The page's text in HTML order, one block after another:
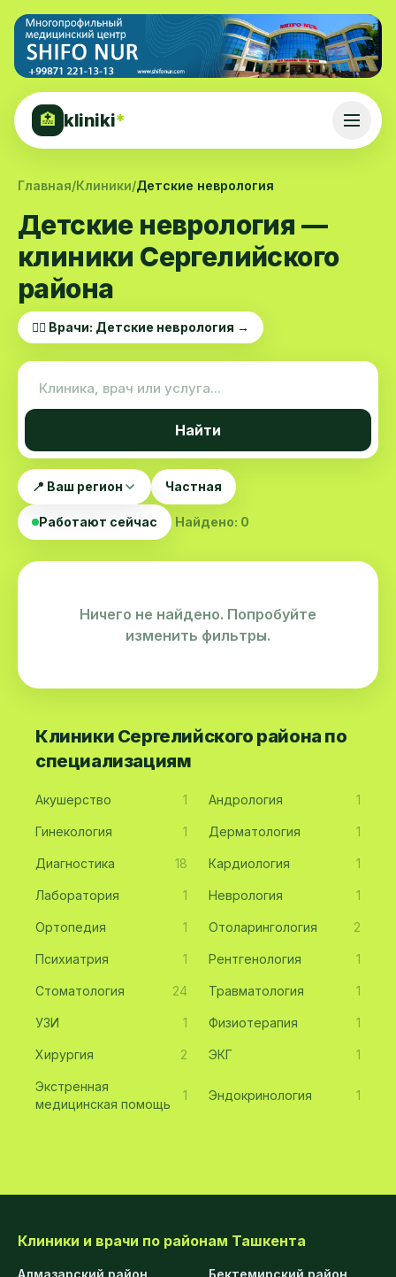
🏥 kliniki*
Главная/Клиники/Детские неврология
Детские неврология —
клиники Сергелийского
района
👨‍⚕️ Врачи: Детские неврология →
Найти
📍 Ваш регион Частная
Работают сейчас Найдено: 0
Ничего не найдено. Попробуйте
изменить фильтры.
Клиники Сергелийского района по
специализациям
Акушерство 1 Андрология 1
Гинекология 1 Дерматология 1
Диагностика 18 Кардиология 1
Лаборатория 1 Неврология 1
Ортопедия 1 Отоларингология 2
Психиатрия 1 Рентгенология 1
Стоматология 24 Травматология 1
УЗИ 1 Физиотерапия 1
Хирургия 2 ЭКГ 1
Экстренная
медицинская помощь
1 Эндокринология 1
Клиники и врачи по районам Ташкента
Алмазарский район
Бектемирский район